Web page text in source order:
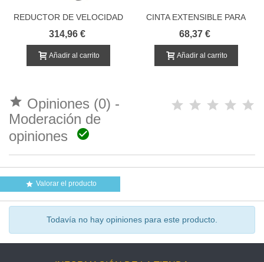
REDUCTOR DE VELOCIDAD
PORTÁTIL
314,96 €
Añadir al carrito
CINTA EXTENSIBLE PARA
CONOS 9 MTS (precio por
68,37 €
Añadir al carrito
 Opiniones (0) -
Moderación de
opiniones

 Valorar el producto
Todavía no hay opiniones para este producto.